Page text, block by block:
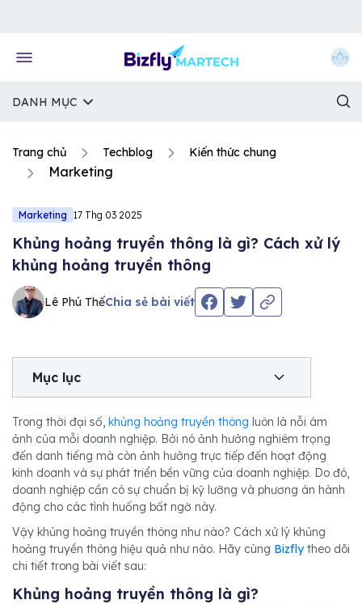
DANH MỤC
Trang chủ Techblog Kiến thức chung
Marketing
Marketing 17 Thg 03 2025
Khủng hoảng truyền thông là gì? Cách xử lý
khủng hoảng truyền thông
Lê Phú ThếChia sẻ bài viết
Mục lục
Trong thời đại số, khủng hoảng truyền thông luôn là nỗi ám
ảnh của mỗi doanh nghiệp. Bởi nó ảnh hưởng nghiêm trọng
đến danh tiếng mà còn ảnh hưởng trực tiếp đến hoạt động
kinh doanh và sự phát triển bền vững của doanh nghiệp. Do đó,
doanh nghiệp cần có sự chuẩn bị kỹ lưỡng và phương án hành
động cho các tình huống bất ngờ này.
Vậy khủng hoảng truyền thông như nào? Cách xử lý khủng
hoảng truyền thông hiệu quả như nào. Hãy cùng Bizflytheo dõi
chi tiết trong bài viết sau:
Khủng hoảng truyền thông là gì?